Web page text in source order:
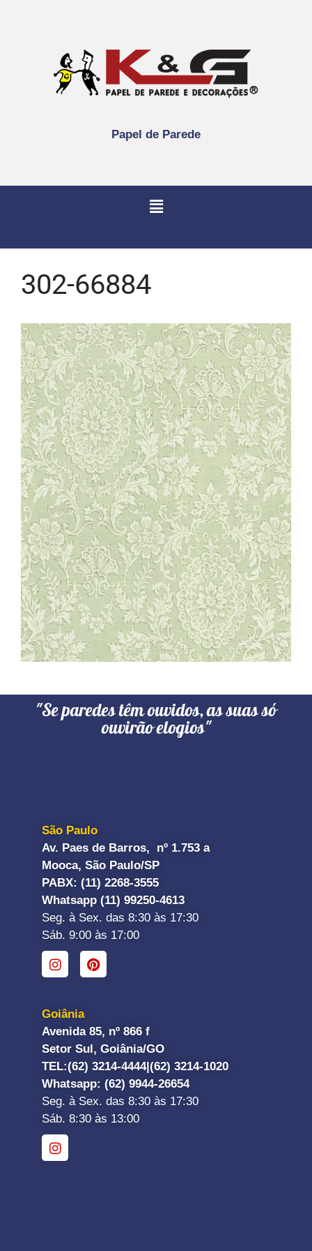
Papel de Parede
302-66884
"Se paredes têm ouvidos, as suas só
ouvirão elogios"
São Paulo
Av. Paes de Barros, nº 1.753 a
Mooca, São Paulo/SP
PABX: (11) 2268-3555
Whatsapp (11) 99250-4613
Seg. à Sex. das 8:30 às 17:30
Sáb. 9:00 às 17:00
Goiânia
Avenida 85, nº 866 f
Setor Sul, Goiânia/GO
TEL:(62) 3214-4444|(62) 3214-1020
Whatsapp: (62) 9944-26654
Seg. à Sex. das 8:30 às 17:30
Sáb. 8:30 às 13:00